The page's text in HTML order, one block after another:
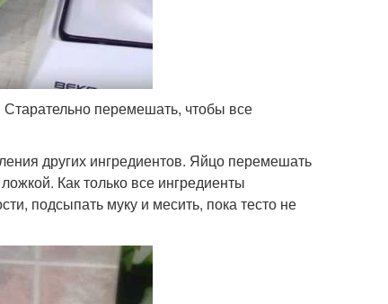
перемешать, чтобы все
других ингредиентов. Яйцо перемешать
Как только все ингредиенты
подсыпать муку и месить, пока тесто не